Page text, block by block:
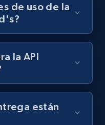
Prueba gratuita
products by
price, Final
de uso de la
la API
están